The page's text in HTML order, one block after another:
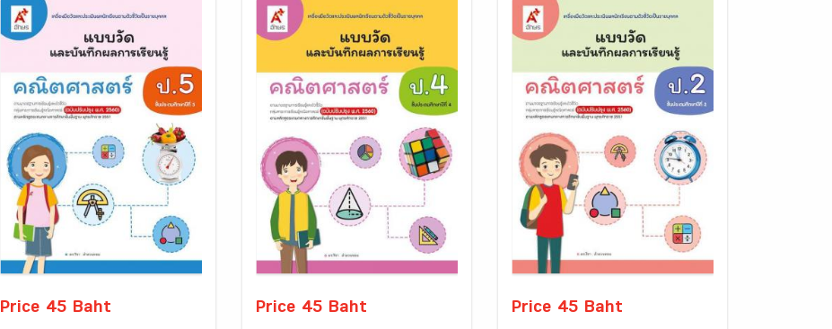
Price 45 Baht Price 45 Baht Price 45 Baht